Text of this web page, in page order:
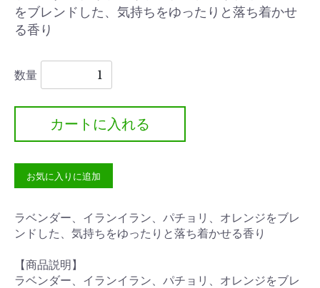
をブレンドした、気持ちをゆったりと落ち着かせ
る香り
数量
カートに入れる
お気に入りに追加
ラベンダー、イランイラン、パチョリ、オレンジをブレ
ンドした、気持ちをゆったりと落ち着かせる香り
【商品説明】
ラベンダー、イランイラン、パチョリ、オレンジをブレ